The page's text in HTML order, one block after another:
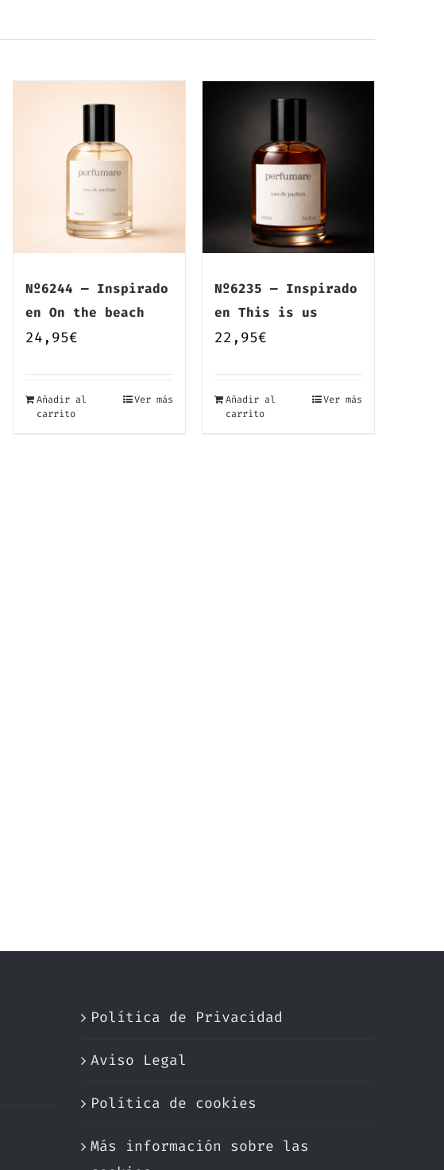
Nº6244 — Inspirado
en On the beach
24,95€
Añadir al
carrito
Ver más
Nº6235 — Inspirado
en This is us
22,95€
Añadir al
carrito
Ver más
Política de Privacidad
Aviso Legal
Política de cookies
Más información sobre las